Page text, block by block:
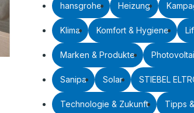
hansgrohe Heizung
Klima Komfort & Hygiene
Marken & Produkte
Sanipa Solar STIEBEL
Technologie & Zukunft Tipps